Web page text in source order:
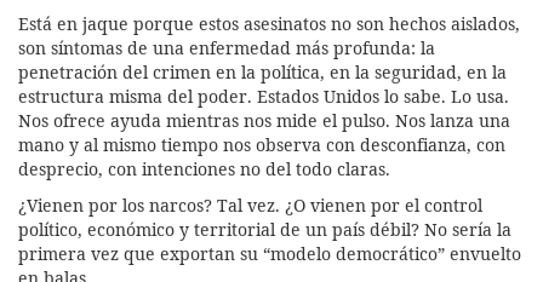
Está en jaque porque estos asesinatos no son hechos aislados,
son síntomas de una enfermedad más profunda: la
penetración del crimen en la política, en la seguridad, en la
estructura misma del poder. Estados Unidos lo sabe. Lo usa.
Nos ofrece ayuda mientras nos mide el pulso. Nos lanza una
mano y al mismo tiempo nos observa con desconfianza, con
desprecio, con intenciones no del todo claras.
¿Vienen por los narcos? Tal vez. ¿O vienen por el control
político, económico y territorial de un país débil? No sería la
primera vez que exportan su “modelo democrático” envuelto